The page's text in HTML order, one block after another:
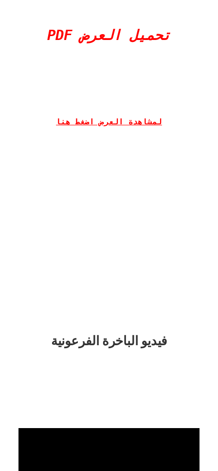
تحميل العرض PDF
لمشاهدة العرض اضغط هنا
فيديو الباخرة الفرعونية